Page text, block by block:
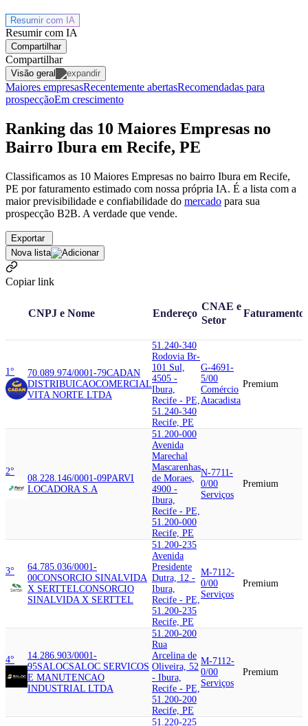
Resumir com IA
Resumir com IA
Compartilhar
Compartilhar
Visão geral
Maiores empresasRecentemente abertasRecomendadas para
prospecçãoEm crescimento
Ranking das 10 Maiores Empresas no
Bairro Ibura em Recife, PE
Classificamos as 10 Maiores Empresas no bairro Ibura em Recife,
PE por faturamento estimado com nossa própria IA. É a lista com a
maior previsibilidade e confiabilidade do mercado para sua
prospecção B2B. A verdade que vende.
Exportar
Nova lista
Copiar link
CNPJ e Nome Endereço
CNAE e
Setor
Faturamento
1° 70.089.974/0001-79CADAN
DISTRIBUICAOCOMERCIAL
VITA NORTE LTDA
51.240-340
Rodovia Br-
101 Sul,
4505 -
Ibura,
Recife - PE,
51.240-340
Recife, PE
G-4691-
5/00
Comércio
Atacadista
Premium
2°
08.228.146/0001-09PARVI
LOCADORA S.A
51.200-000
Avenida
Marechal
Mascarenhas
de Moraes,
4900 -
Ibura,
Recife - PE,
51.200-000
Recife, PE
N-7711-
0/00
Serviços
Premium
3°
64.785.036/0001-
00CONSORCIO SINALVIDA
X SERTTELCONSORCIO
SINALVIDA X SERTTEL
51.200-235
Avenida
Presidente
Dutra, 12 -
Ibura,
Recife - PE,
51.200-235
Recife, PE
M-7112-
0/00
Serviços
Premium
4°
14.286.903/0001-
95SALOCSALOC SERVICOS
E MANUTENCAO
INDUSTRIAL LTDA
51.200-200
Rua
Arcelina de
Oliveira, 52
- Ibura,
Recife - PE,
51.200-200
Recife, PE
M-7112-
0/00
Serviços
Premium
51.220-225